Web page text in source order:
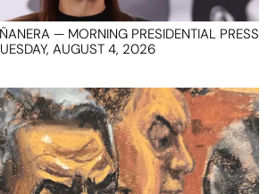
— MORNING PRESIDENTIAL PRESS
AUGUST 4, 2026